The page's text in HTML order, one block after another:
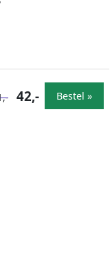
42,- Bestel »